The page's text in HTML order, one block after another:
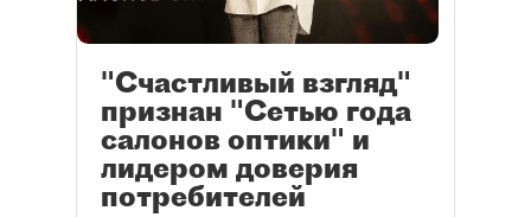
"Счастливый взгляд"
признан "Сетью года
салонов оптики" и
лидером доверия
потребителей